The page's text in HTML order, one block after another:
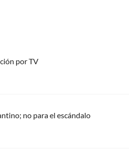
por TV
no para el escándalo